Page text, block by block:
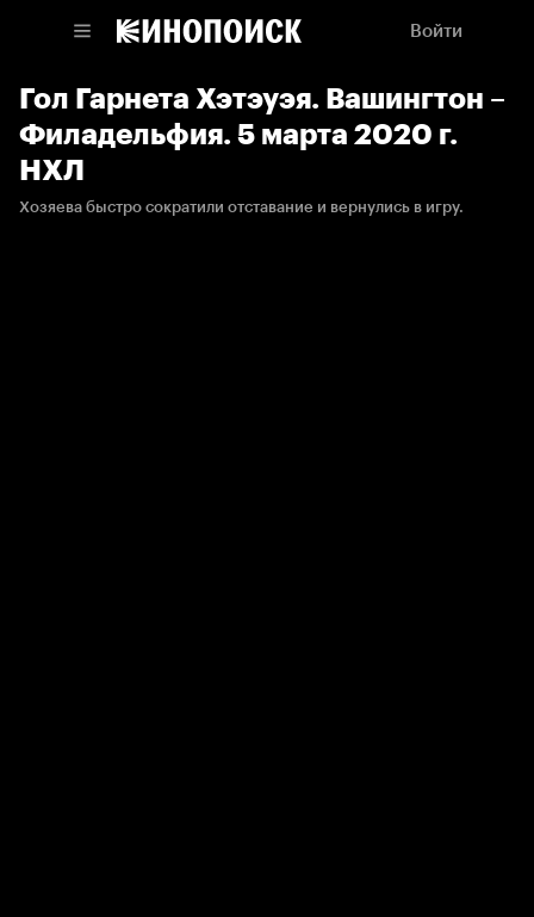
Войти
Гол Гарнета Хэтэуэя. Вашингтон –
Филадельфия. 5 марта 2020 г.
НХЛ
Хозяева быстро сократили отставание и вернулись в игру.